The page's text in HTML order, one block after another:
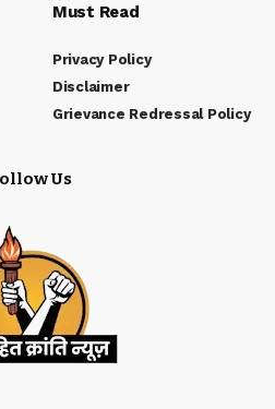
Must Read
Privacy Policy
Disclaimer
Grievance Redressal Policy
Us